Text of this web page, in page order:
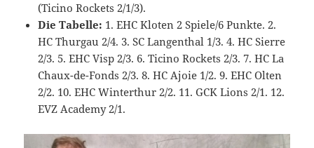
(Ticino Rockets 2/1/3).
Die Tabelle: 1. EHC Kloten 2 Spiele/6 Punkte. 2.
HC Thurgau 2/4. 3. SC Langenthal 1/3. 4. HC Sierre
2/3. 5. EHC Visp 2/3. 6. Ticino Rockets 2/3. 7. HC La
Chaux-de-Fonds 2/3. 8. HC Ajoie 1/2. 9. EHC Olten
2/2. 10. EHC Winterthur 2/2. 11. GCK Lions 2/1. 12.
EVZ Academy 2/1.